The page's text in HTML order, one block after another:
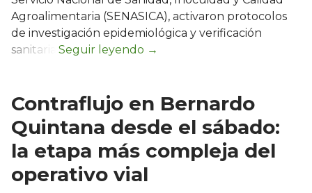
Agroalimentaria (SENASICA), activaron protocolos
de investigación epidemiológica y verificación
sanitaria.
Contraflujo en Bernardo
Quintana desde el sábado:
la etapa más compleja del
operativo vial